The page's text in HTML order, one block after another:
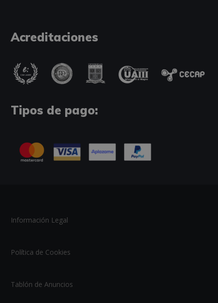
Acreditaciones
Tipos de pago:
Información Legal
Política de Cookies
Tablón de Anuncios